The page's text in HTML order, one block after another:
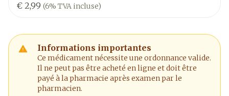
€ 2,99 (6% TVA incluse)
Informations importantes
Ce médicament nécessite une ordonnance valide.
Il ne peut pas être acheté en ligne et doit être
payé à la pharmacie après examen par le
pharmacien.